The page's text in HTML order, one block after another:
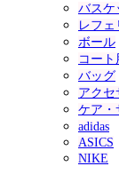
バスケ
レフェ
ボール
コート
バッグ
アクセ
ケア・
adidas
ASICS
NIKE